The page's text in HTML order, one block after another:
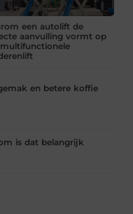
een autolift de
aanvulling vormt op
en betere koffie
is dat belangrijk